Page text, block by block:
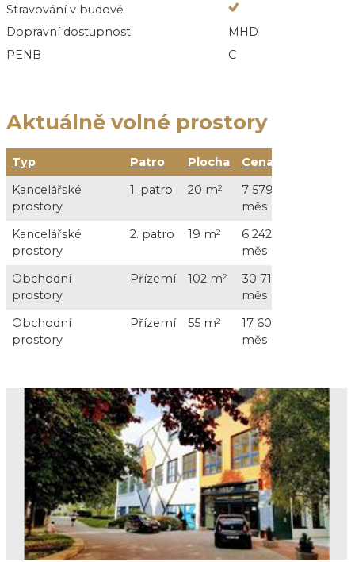
Stravování v budově
Dopravní dostupnost
MHD
PENB
C
Aktuálně volné prostory
Typ Patro Plocha Cena
Kancelářské
prostory
1. patro 20 m2
7 579 Kč /
měs
Kancelářské
prostory
2. patro 19 m2
6 242 Kč /
měs
Obchodní
prostory
Přízemí 102 m2
30 717 Kč /
měs
Obchodní
prostory
Přízemí 55 m2
17 600 Kč /
měs